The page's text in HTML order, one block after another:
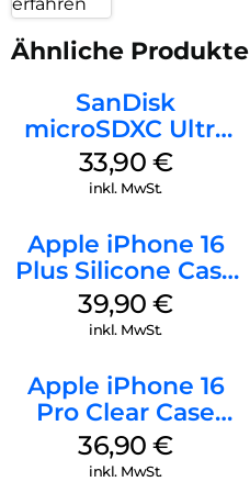
Ähnliche Produkte
SanDisk
microSDXC Ultra
128 GB + Adapter
Mobile
33,90 €
inkl. MwSt.
Apple iPhone 16
Plus Silicone Case
MagSafe Plum
39,90€
inkl. MwSt.
Apple iPhone 16
Pro Clear Case
MagSafe
Transparent
36,90€
inkl. MwSt.